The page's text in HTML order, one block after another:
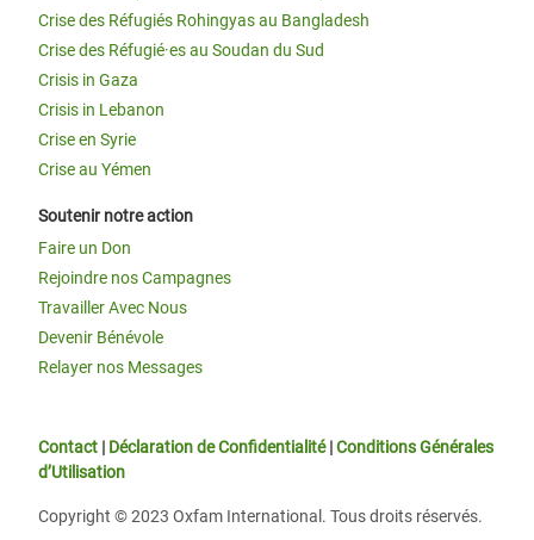
Crise des Réfugiés Rohingyas au Bangladesh
Crise des Réfugié·es au Soudan du Sud
Crisis in Gaza
Crisis in Lebanon
Crise en Syrie
Crise au Yémen
Soutenir notre action
Faire un Don
Rejoindre nos Campagnes
Travailler Avec Nous
Devenir Bénévole
Relayer nos Messages
Contact | Déclaration de Confidentialité|Conditions Générales
d’Utilisation
Copyright © 2023 Oxfam International. Tous droits réservés.